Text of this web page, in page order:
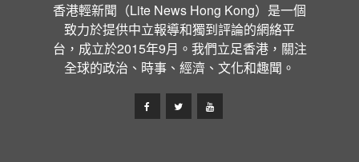
香港輕新聞（Lite News Hong Kong）是一個
致力於提供中立報導和獨到評論的網絡平
台，成立於2015年9月。我們立足香港，關注
全球的政治、時事、經濟、文化和趣聞。